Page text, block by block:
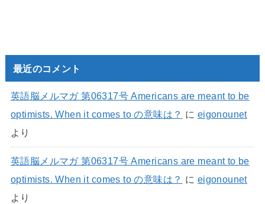
最近のコメント
英語脳メルマガ 第06317号 Americans are meant to be
optimists. When it comes to の意味は？ に eigonounet
より
英語脳メルマガ 第06317号 Americans are meant to be
optimists. When it comes to の意味は？ に eigonounet
より